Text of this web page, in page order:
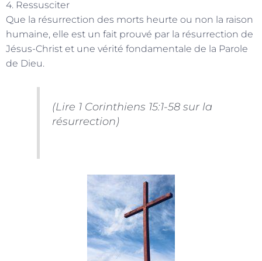
4. Ressusciter
Que la résurrection des morts heurte ou non la raison
humaine, elle est un fait prouvé par la résurrection de
Jésus-Christ et une vérité fondamentale de la Parole
de Dieu.
(Lire 1 Corinthiens 15:1-58 sur la
résurrection)